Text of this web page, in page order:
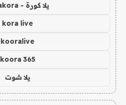
يلا كورة - yallakora
kora live
kooralive
koora 365
يلا شوت